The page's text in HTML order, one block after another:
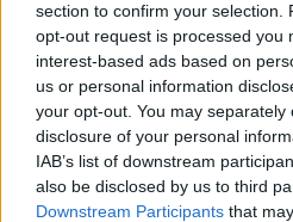
section to confirm your selection.
opt-out request is processed you
interest-based ads based on
us or personal information
your opt-out. You may
disclosure of your personal
IAB’s list of downstream
also be disclosed by us to third
Downstream Participants that